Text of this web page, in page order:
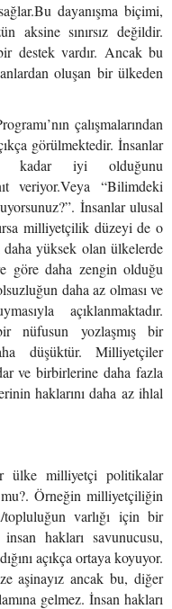
dayanışma biçimi,
aksine sınırsız değildir.
destek vardır. Ancak bu
oluşan bir ülkeden
çalışmalarından
görülmektedir. İnsanlar
kadar iyi olduğunu
veriyor.Veya “Bilimdeki
İnsanlar ulusal
milliyetçilik düzeyi de o
yüksek olan ülkelerde
göre daha zengin olduğu
daha az olması ve
açıklanmaktadır.
nüfusun yozlaşmış bir
düşüktür. Milliyetçiler
ve birbirlerine daha fazla
haklarını daha az ihlal
ülke milliyetçi politikalar
Örneğin milliyetçiliğin
varlığı için bir
hakları savunucusu,
açıkça ortaya koyuyor.
aşinayız ancak bu, diğer
gelmez. İnsan hakları